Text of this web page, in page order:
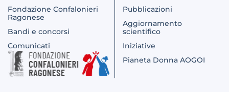
Fondazione Confalonieri
Ragonese
Bandi e concorsi
Comunicati
Pubblicazioni
Aggiornamento
scientifico
Iniziative
Pianeta Donna AOGOI